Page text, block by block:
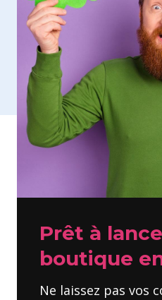
Prêt à
boutique
Ne laissez pas vos